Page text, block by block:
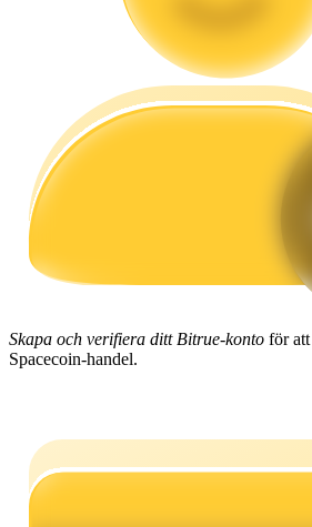
Futures startguide
Lär dig hur du håller dig lönsam
Skapa och verifiera ditt Bitrue-konto för
Spacecoin-handel.